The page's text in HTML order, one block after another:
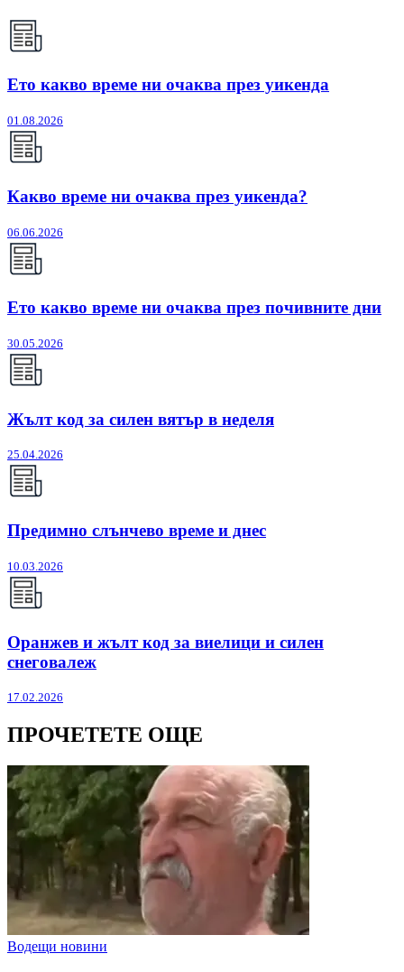
Ето какво време ни очаква през уикенда
01.08.2026
Какво време ни очаква през уикенда?
06.06.2026
Ето какво време ни очаква през почивните дни
30.05.2026
Жълт код за силен вятър в неделя
25.04.2026
Предимно слънчево време и днес
10.03.2026
Оранжев и жълт код за виелици и силен
снеговалеж
17.02.2026
ПРОЧЕТЕТЕ ОЩЕ
Водещи новини